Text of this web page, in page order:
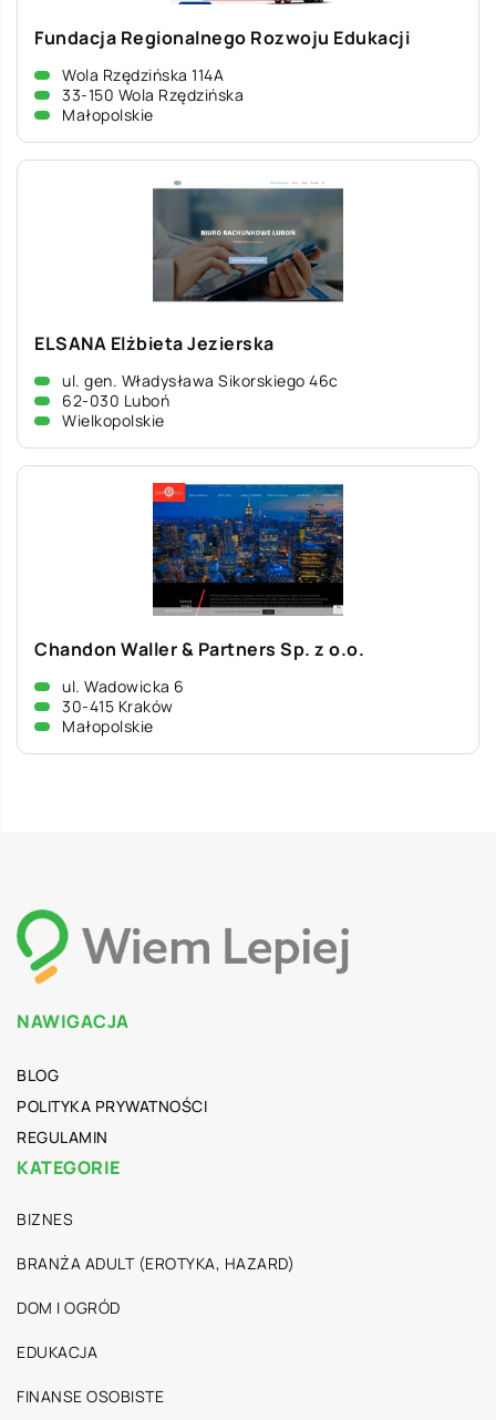
Fundacja Regionalnego Rozwoju Edukacji
Wola Rzędzińska 114A
33-150 Wola Rzędzińska
Małopolskie
ELSANA Elżbieta Jezierska
ul. gen. Władysława Sikorskiego 46c
62-030 Luboń
Wielkopolskie
Chandon Waller & Partners Sp. z o.o.
ul. Wadowicka 6
30-415 Kraków
Małopolskie
NAWIGACJA
BLOG
POLITYKA PRYWATNOŚCI
REGULAMIN
KATEGORIE
BIZNES
BRANŻA ADULT (EROTYKA, HAZARD)
DOM I OGRÓD
EDUKACJA
FINANSE OSOBISTE